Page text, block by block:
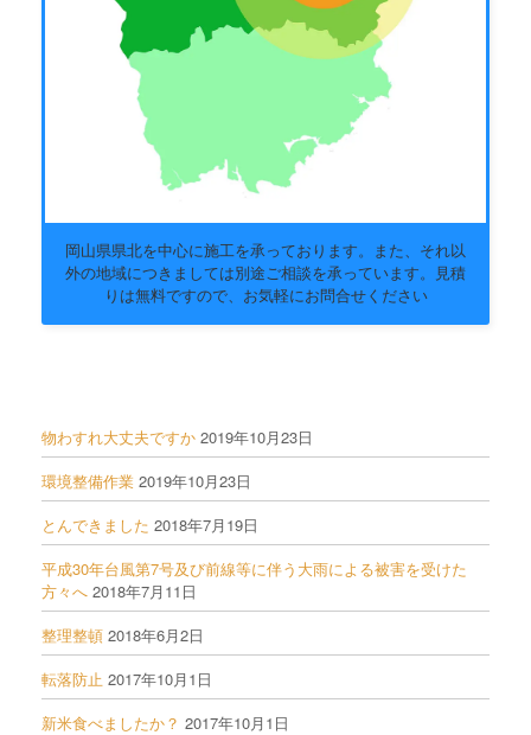
岡山県県北を中心に施工を承っております。また、それ以
外の地域につきましては別途ご相談を承っています。見積
りは無料ですので、お気軽にお問合せください
物わすれ大丈夫ですか 2019年10月23日
環境整備作業 2019年10月23日
とんできました 2018年7月19日
平成30年台風第7号及び前線等に伴う大雨による被害を受けた
方々へ 2018年7月11日
整理整頓 2018年6月2日
転落防止 2017年10月1日
新米食べましたか？ 2017年10月1日